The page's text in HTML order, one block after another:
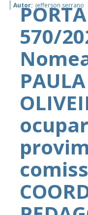
Autor: jefferson serrano
570/